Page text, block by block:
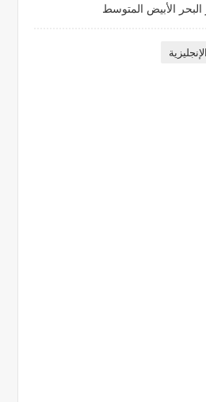
الأبيض المتوسط